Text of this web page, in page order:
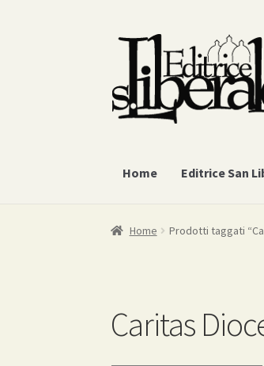
Vai
alla
navigazione
Vai
contenuto
Home Editrice San
Home Prodotti taggati
Caritas